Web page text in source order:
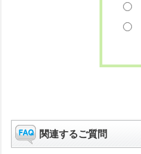
関連するご質問